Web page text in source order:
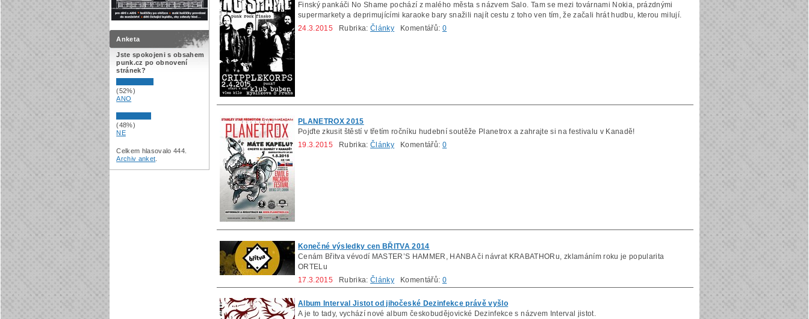
Finský pankáči No Shame pochází z malého města s názvem Salo. Tam se mezi továrnami Nokia, prázdnými
supermarkety a deprimujícími karaoke bary snažili najít cestu z toho ven tím, že začali hrát hudbu, kterou milují.
24.3.2015 Rubrika:Články Komentářů: 0
PLANETROX 2015
Pojďte zkusit štěstí v třetím ročníku hudební soutěže Planetrox a zahrajte si na festivalu v Kanadě!
19.3.2015 Rubrika:Články Komentářů: 0
Konečné výsledky cen BŘITVA 2014
Cenám Břitva vévodí MASTER’S HAMMER, HANBA či návrat KRABATHORu, zklamáním roku je popularita
ORTELu
17.3.2015 Rubrika:Články Komentářů: 0
Album Interval Jistot od jihočeské Dezinfekce právě vyšlo
A je to tady, vychází nové album českobudějovické Dezinfekce s názvem Interval jistot.
Anketa
Jste spokojeni s obsahem
punk.cz po obnovení
stránek?
(52%)
ANO
(48%)
NE
Celkem hlasovalo 444.
Archiv anket